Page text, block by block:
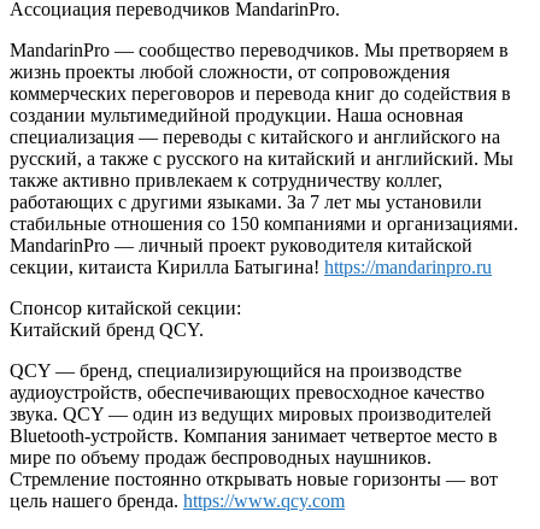
Ассоциация переводчиков MandarinPro.
MandarinPro — сообщество переводчиков. Мы претворяем в
жизнь проекты любой сложности, от сопровождения
коммерческих переговоров и перевода книг до содействия в
создании мультимедийной продукции. Наша основная
специализация — переводы с китайского и английского на
русский, а также с русского на китайский и английский. Мы
также активно привлекаем к сотрудничеству коллег,
работающих с другими языками. За 7 лет мы установили
стабильные отношения со 150 компаниями и организациями.
MandarinPro — личный проект руководителя китайской
секции, китаиста Кирилла Батыгина! https://mandarinpro.ru
Спонсор китайской секции:
Китайский бренд QCY.
QCY — бренд, специализирующийся на производстве
аудиоустройств, обеспечивающих превосходное качество
звука. QCY — один из ведущих мировых производителей
Bluetooth-устройств. Компания занимает четвертое место в
мире по объему продаж беспроводных наушников.
Стремление постоянно открывать новые горизонты — вот
цель нашего бренда. https://www.qcy.com